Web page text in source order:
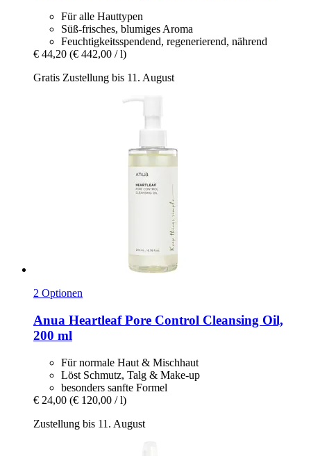
Für alle Hauttypen
Süß-frisches, blumiges Aroma
Feuchtigkeitsspendend, regenerierend, nährend
€ 44,20 (€ 442,00 / l)
Gratis Zustellung bis 11. August
2 Optionen
Anua Heartleaf Pore Control Cleansing Oil,
200 ml
Für normale Haut & Mischhaut
Löst Schmutz, Talg & Make-up
besonders sanfte Formel
€ 24,00 (€ 120,00 / l)
Zustellung bis 11. August